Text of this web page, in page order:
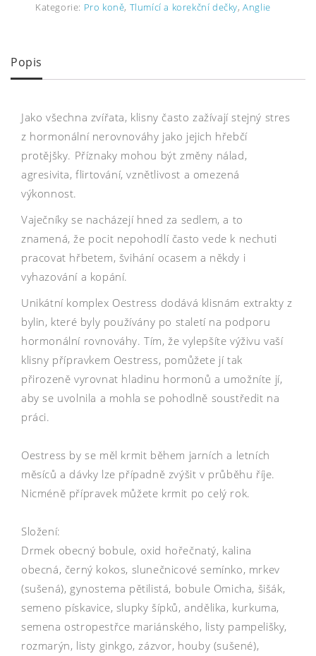
Kategorie: Pro koně, Tlumící a korekční dečky,Anglie
Popis
Jako všechna zvířata, klisny často zažívají stejný stres
z hormonální nerovnováhy jako jejich hřebčí
protějšky. Příznaky mohou být změny nálad,
agresivita, flirtování, vznětlivost a omezená
výkonnost.
Vaječníky se nacházejí hned za sedlem, a to
znamená, že pocit nepohodlí často vede k nechuti
pracovat hřbetem, švihání ocasem a někdy i
vyhazování a kopání.
Unikátní komplex Oestress dodává klisnám extrakty z
bylin, které byly používány po staletí na podporu
hormonální rovnováhy. Tím, že vylepšíte výživu vaší
klisny přípravkem Oestress, pomůžete jí tak
přirozeně vyrovnat hladinu hormonů a umožníte jí,
aby se uvolnila a mohla se pohodlně soustředit na
práci.
Oestress by se měl krmit během jarních a letních
měsíců a dávky lze případně zvýšit v průběhu říje.
Nicméně přípravek můžete krmit po celý rok.
Složení:
Drmek obecný bobule, oxid hořečnatý, kalina
obecná, černý kokos, slunečnicové semínko, mrkev
(sušená), gynostema pětilistá, bobule Omicha, šišák,
semeno pískavice, slupky šípků, andělika, kurkuma,
semena ostropestřce mariánského, listy pampelišky,
rozmarýn, listy ginkgo, zázvor, houby (sušené),